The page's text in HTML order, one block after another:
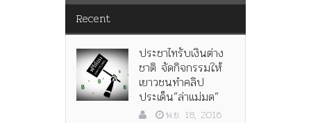
Recent
ประชาไทรับเงินต่าง
ชาติ จัดกิจกรรมให้
เยาวชนทำคลิป
ประเด็น”ล่าแม่มด”
พ.ย. 18, 2016